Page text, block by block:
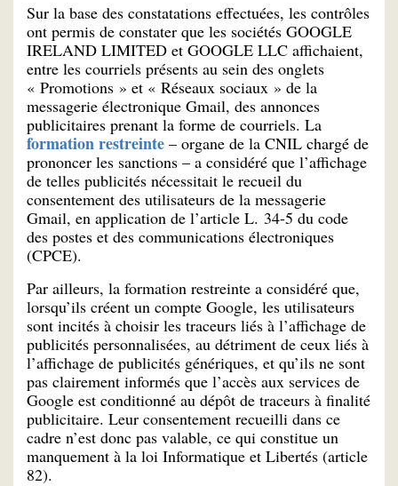
Sur la base des constatations effectuées, les contrôles
ont permis de constater que les sociétés GOOGLE
IRELAND LIMITED et GOOGLE LLC affichaient,
entre les courriels présents au sein des onglets
« Promotions » et « Réseaux sociaux » de la
messagerie électronique Gmail, des annonces
publicitaires prenant la forme de courriels. La
formation restreinte – organe de la CNIL chargé de
prononcer les sanctions – a considéré que l’affichage
de telles publicités nécessitait le recueil du
consentement des utilisateurs de la messagerie
Gmail, en application de l’article L. 34-5 du code
des postes et des communications électroniques
(CPCE).
Par ailleurs, la formation restreinte a considéré que,
lorsqu’ils créent un compte Google, les utilisateurs
sont incités à choisir les traceurs liés à l’affichage de
publicités personnalisées, au détriment de ceux liés à
l’affichage de publicités génériques, et qu’ils ne sont
pas clairement informés que l’accès aux services de
Google est conditionné au dépôt de traceurs à finalité
publicitaire. Leur consentement recueilli dans ce
cadre n’est donc pas valable, ce qui constitue un
manquement à la loi Informatique et Libertés (article
82).